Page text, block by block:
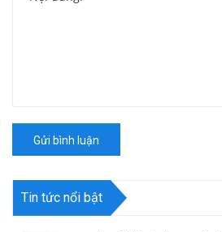
Gửi bình luận
Tin tức nổi bật